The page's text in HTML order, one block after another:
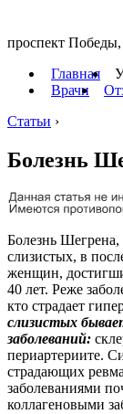
проспект Победы,
Главная
Врачи
Статьи ›
Болезнь
Болезнь Шегрена,
слизистых, в
женщин,
40 лет. Реже
кто страдает
слизистых
заболеваний:
периартериите.
страдающих
заболеваниями
коллагеновыми